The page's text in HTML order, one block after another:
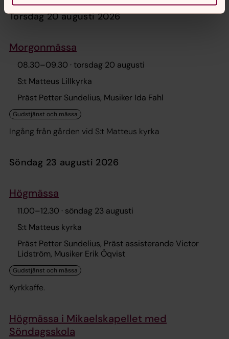
torsdag 20 augusti 2026
Morgonmässa
08.30–09.30 · torsdag 20 augusti
S:t Matteus Lillkyrka
Präst Petter Sundelius, Musiker Ida Fahl
Ingång från gården vid S:t Matteus kyrka
söndag 23 augusti 2026
Högmässa
11.00–12.30 · söndag 23 augusti
S:t Matteus kyrka
Präst Petter Sundelius, Präst assisterande Victor
Lidström, Musiker Erik Öqvist
Kyrkkaffe.
Högmässa i Mikaelskapellet med
Söndagsskola